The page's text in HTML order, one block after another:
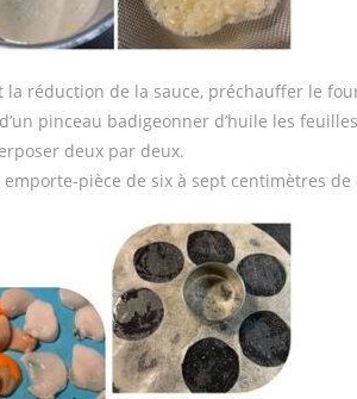
la réduction de la sauce, préchauffer le
pinceau badigeonner d’huile les
deux par deux.
emporte-pièce de six à sept centimètres